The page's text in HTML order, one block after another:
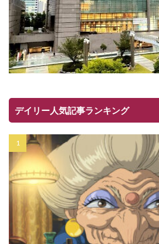
デイリー人気記事ランキング